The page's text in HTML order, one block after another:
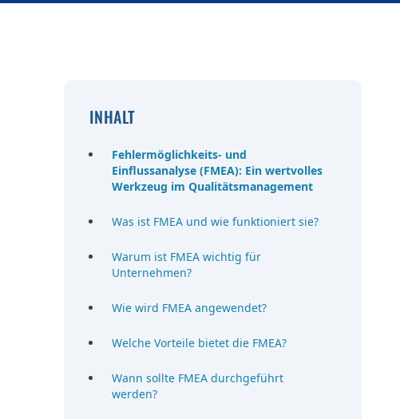
INHALT
Fehlermöglichkeits- und
Einflussanalyse (FMEA): Ein wertvolles
Werkzeug im Qualitätsmanagement
Was ist FMEA und wie funktioniert sie?
Warum ist FMEA wichtig für
Unternehmen?
Wie wird FMEA angewendet?
Welche Vorteile bietet die FMEA?
Wann sollte FMEA durchgeführt
werden?